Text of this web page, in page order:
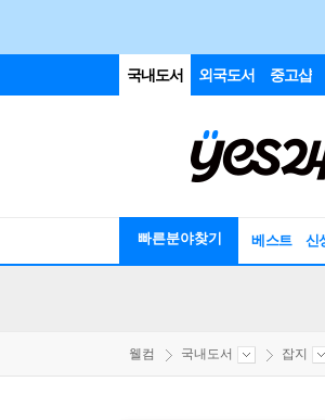
국내도서 외국도서 중고샵
빠른분야찾기 베스트 신
웰컴 국내도서 잡지